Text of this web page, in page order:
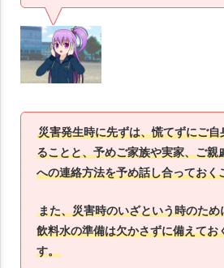
災害発生時に先ずは、慌てずにご
ることと、予めご家族や実家、ご親
への連絡方法を予め話し合っておく
また、災害時のいざという時のた
飲料水の準備は欠かさずに備えてお
す。